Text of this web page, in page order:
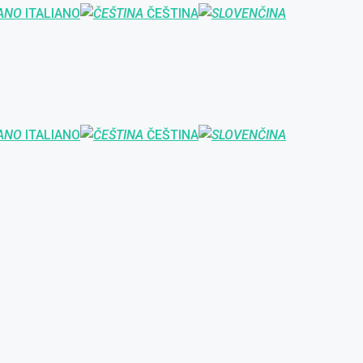
ITALIANO ČEŠTINA
ITALIANO ČEŠTINA